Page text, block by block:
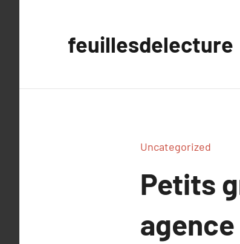
feuillesdelecture
Uncategorized
Petits